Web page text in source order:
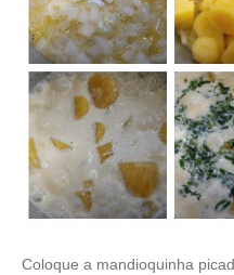
Coloque a mandioquinha